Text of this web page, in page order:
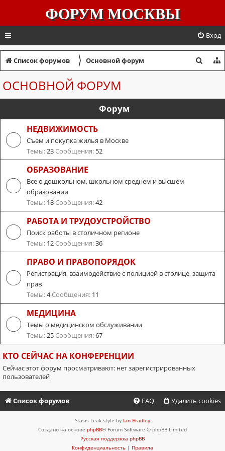
ФОРУМ МОСКВЫ
Вход
Список форумов 〉 Основной форум
к
ОСНОВНОЙ ФОРУМ
Форум
НЕДВИЖИМОСТЬ
Съем и покупка жилья в Москве
Темы:23 Сообщения: 52
ОБРАЗОВАНИЕ
Все о дошкольном, школьном среднем и высшем
образовании
Темы: 18 Сообщения:42
РАБОТА И ТРУДОУСТРОЙСТВО
Поиск работы в столичном регионе
Темы: 12 Сообщения:36
ПРАВО И ПРАВОПОРЯДОК
Регистрация, взаимодействие с полицией в столице, защита
прав
Темы:4Сообщения: 11
МЕДИЦИНА
Темы о медицинском обслуживании
Темы:25 Сообщения:67
КТО СЕЙЧАС НА КОНФЕРЕНЦИИ
Сейчас этот форум просматривают: нет зарегистрированных
пользователей
Список форумов Удалить cookies
FAQ
Stasis Leak style by Ian Bradley
Создано на основе phpBB® Forum Software © phpBB Limited
Русская поддержка phpBB
Конфиденциальность | Правила